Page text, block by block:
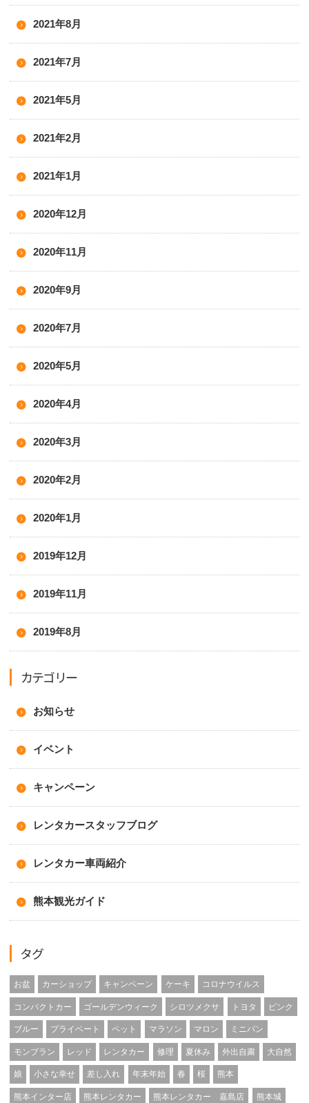
2021年8月
2021年7月
2021年5月
2021年2月
2021年1月
2020年12月
2020年11月
2020年9月
2020年7月
2020年5月
2020年4月
2020年3月
2020年2月
2020年1月
2019年12月
2019年11月
2019年8月
カテゴリー
お知らせ
イベント
キャンペーン
レンタカースタッフブログ
レンタカー車両紹介
熊本観光ガイド
タグ
お盆 カーショップ キャンペーン ケーキ コロナウイルス
コンパクトカー ゴールデンウィーク シロツメクサ トヨタ ピンク
ブルー プライベート ペット マラソン マロン ミニバン
モンブラン レッド レンタカー 修理 夏休み 外出自粛 大自然
娘 小さな幸せ 差し入れ 年末年始 春 桜 熊本
熊本インター店 熊本レンタカー 熊本レンタカー 嘉島店 熊本城